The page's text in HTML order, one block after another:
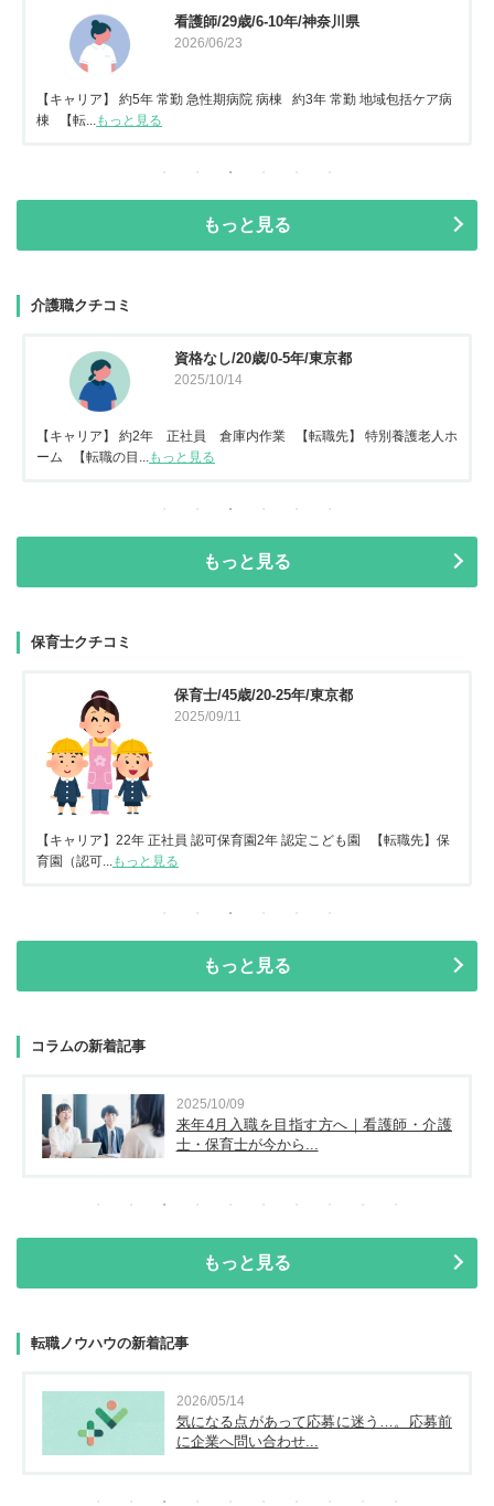
看護師/29歳/6-10年/神奈川県
2026/06/23
【キャリア】 約5年 常勤 急性期病院 病棟 約3年 常勤 地域包括ケア病
棟 【転...もっと見る
もっと見る
介護職クチコミ
資格なし/20歳/0-5年/東京都
2025/10/14
【キャリア】 約2年 正社員 倉庫内作業 【転職先】 特別養護老人ホ
ーム 【転職の目...
もっと見る
もっと見る
保育士クチコミ
保育士/45歳/20-25年/東京都
2025/09/11
【キャリア】22年 正社員 認可保育園2年 認定こども園 【転職先】保
育園（認可...もっと見る
もっと見る
コラムの新着記事
2025/10/09
来年4月入職を目指す方へ｜看護師・介護
士・保育士が今から...
もっと見る
転職ノウハウの新着記事
2026/05/14
気になる点があって応募に迷う…。応募前
に企業へ問い合わせ...